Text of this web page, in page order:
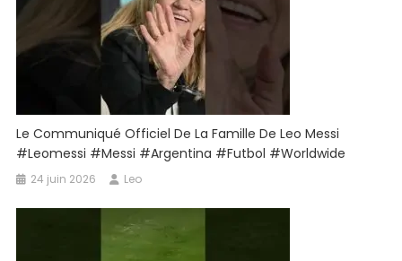
Le Communiqué Officiel De La Famille De Leo Messi
#leomessi #messi #argentina #futbol #worldwide
24 juin 2026 Leo